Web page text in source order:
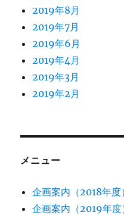
2019年8月
2019年7月
2019年6月
2019年4月
2019年3月
2019年2月
メニュー
企画案内（2018年度
企画案内（2019年度